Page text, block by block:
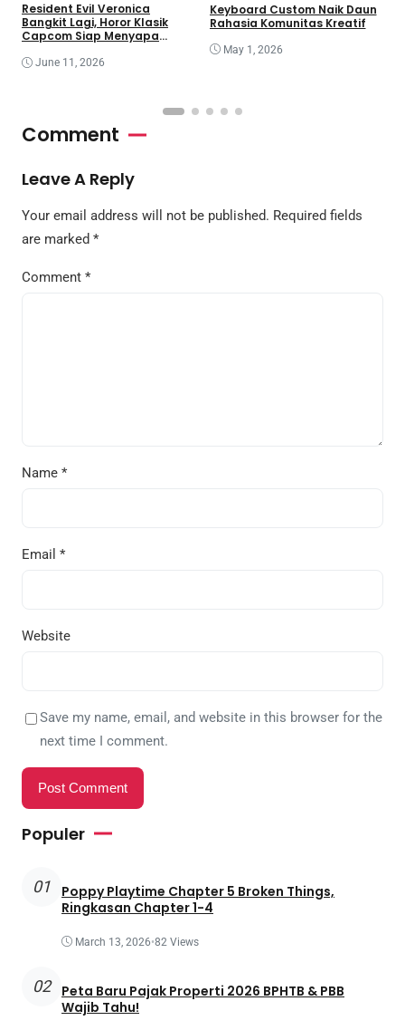
Resident Evil Veronica
Bangkit Lagi, Horor Klasik
Capcom Siap Menyapa
June 11, 2026
Keyboard Custom Naik Daun
Rahasia Komunitas Kreatif
May 1, 2026
Comment
Leave A Reply
Your email address will not be published. Required fields
are marked *
Comment *
Name *
Email *
Website
Save my name, email, and website in this browser for the
next time I comment.
Populer
01
Poppy Playtime Chapter 5 Broken Things,
Ringkasan Chapter 1-4
March 13, 2026•82 Views
02
Peta Baru Pajak Properti 2026 BPHTB & PBB
Wajib Tahu!